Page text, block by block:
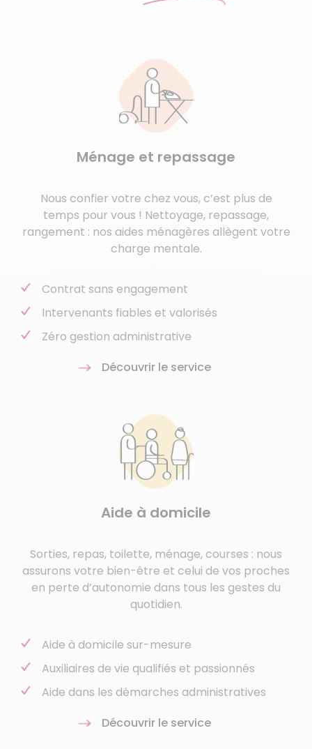
Ménage et repassage
Nous confier votre chez vous, c’est plus de
temps pour vous ! Nettoyage, repassage,
rangement : nos aides ménagères allègent votre
charge mentale.
Contrat sans engagement
Intervenants fiables et valorisés
Zéro gestion administrative
Découvrir le service
Aide à domicile
Sorties, repas, toilette, ménage, courses : nous
assurons votre bien-être et celui de vos proches
en perte d’autonomie dans tous les gestes du
quotidien.
Aide à domicile sur-mesure
Auxiliaires de vie qualifiés et passionnés
Aide dans les démarches administratives
Découvrir le service